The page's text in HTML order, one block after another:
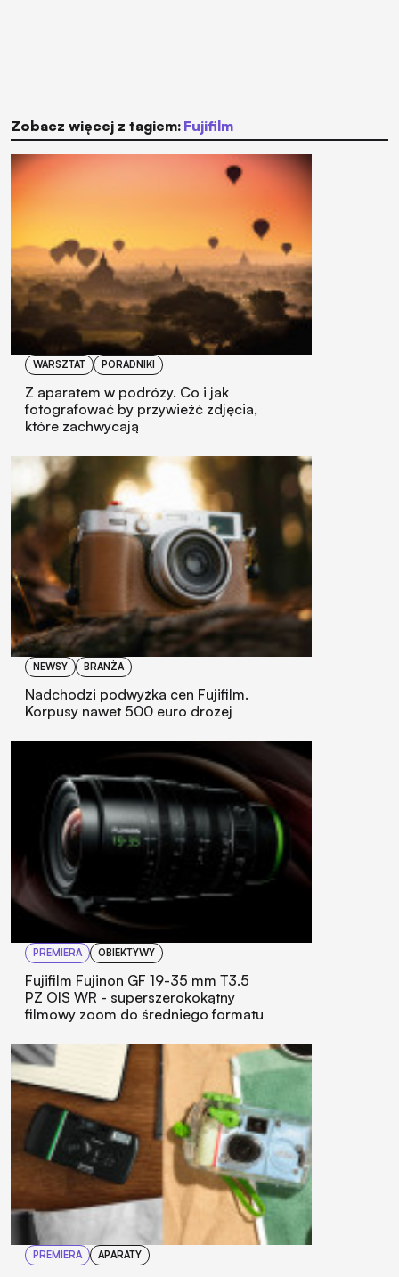
Zobacz więcej z tagiem: Fujifilm
WARSZTAT PORADNIKI
Z aparatem w podróży. Co i jak
fotografować by przywieźć zdjęcia,
które zachwycają
NEWSY BRANŻA
Nadchodzi podwyżka cen Fujifilm.
Korpusy nawet 500 euro drożej
PREMIERA OBIEKTYWY
Fujifilm Fujinon GF 19-35 mm T3.5
PZ OIS WR - superszerokokątny
filmowy zoom do średniego formatu
PREMIERA APARATY